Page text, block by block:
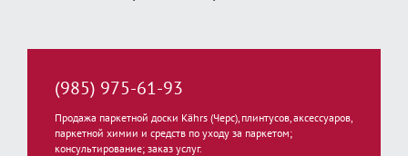
(985) 975-61-93
Продажа паркетной доски Kährs (Черс), плинтусов, аксессуаров,
паркетной химии и средств по уходу за паркетом;
консультирование; заказ услуг.